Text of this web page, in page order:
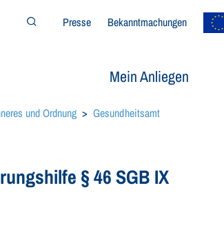
Presse Bekanntmachungen
Mein Anliegen
und Ordnung Gesundheitsamt
§ 46 SGB IX